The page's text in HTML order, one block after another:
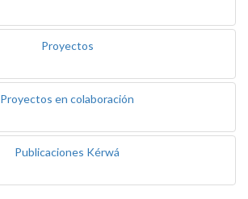
Proyectos
Proyectos en colaboración
Publicaciones Kérwá